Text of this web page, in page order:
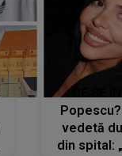
vedetă
din spital: